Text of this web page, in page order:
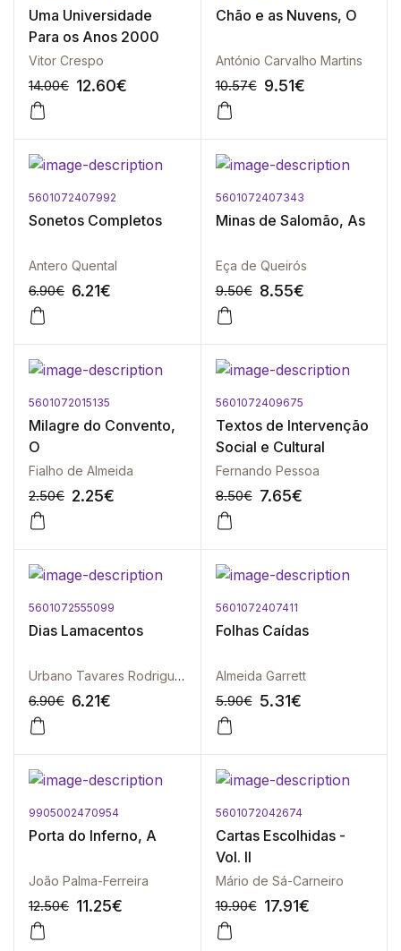
Uma Universidade
Para os Anos 2000
Vitor Crespo
14.00€ 12.60€
Chão e as Nuvens, O
António Carvalho Martins
10.57€ 9.51€
5601072407992
Sonetos Completos
Antero Quental
6.90€ 6.21€
5601072407343
Minas de Salomão, As
Eça de Queirós
9.50€ 8.55€
5601072015135
Milagre do Convento,
O
Fialho de Almeida
2.50€ 2.25€
5601072409675
Textos de Intervenção
Social e Cultural
Fernando Pessoa
8.50€ 7.65€
5601072555099
Dias Lamacentos
Urbano Tavares Rodrigues
6.90€ 6.21€
5601072407411
Folhas Caídas
Almeida Garrett
5.90€ 5.31€
9905002470954
Porta do Inferno, A
João Palma-Ferreira
12.50€ 11.25€
5601072042674
Cartas Escolhidas -
Vol. II
Mário de Sá-Carneiro
19.90€ 17.91€